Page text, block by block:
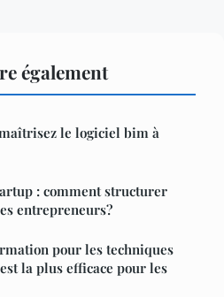
également
le logiciel bim à
: comment structurer
entrepreneurs?
pour les techniques
la plus efficace pour les